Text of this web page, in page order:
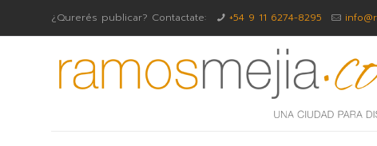
¿Qurerés publicar? Contactate: +54 9 11 6274-8295